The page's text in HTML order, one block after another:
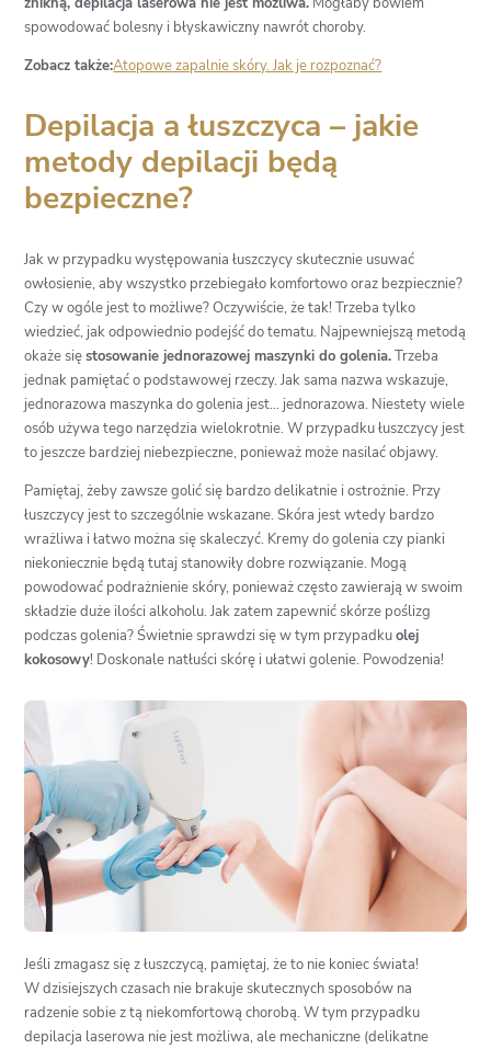
spowodować bolesny i błyskawiczny nawrót choroby.
Zobacz także:Atopowe zapalnie skóry. Jak je rozpoznać?
Depilacja a łuszczyca – jakie
metody depilacji będą
bezpieczne?
Jak w przypadku występowania łuszczycy skutecznie usuwać
owłosienie, aby wszystko przebiegało komfortowo oraz bezpiecznie?
Czy w ogóle jest to możliwe? Oczywiście, że tak! Trzeba tylko
wiedzieć, jak odpowiednio podejść do tematu. Najpewniejszą metodą
okaże sięstosowanie jednorazowej maszynki do golenia.Trzeba
jednak pamiętać o podstawowej rzeczy. Jak sama nazwa wskazuje,
jednorazowa maszynka do golenia jest… jednorazowa. Niestety wiele
osób używa tego narzędzia wielokrotnie. W przypadku łuszczycy jest
to jeszcze bardziej niebezpieczne, ponieważ może nasilać objawy.
Pamiętaj, żeby zawsze golić się bardzo delikatnie i ostrożnie. Przy
łuszczycy jest to szczególnie wskazane. Skóra jest wtedy bardzo
wrażliwa i łatwo można się skaleczyć. Kremy do golenia czy pianki
niekoniecznie będą tutaj stanowiły dobre rozwiązanie. Mogą
powodować podrażnienie skóry, ponieważ często zawierają w swoim
składzie duże ilości alkoholu. Jak zatem zapewnić skórze poślizg
podczas golenia? Świetnie sprawdzi się w tym przypadkuolej
kokosowy! Doskonale natłuści skórę i ułatwi golenie. Powodzenia!
Jeśli zmagasz się z łuszczycą, pamiętaj, że to nie koniec świata!
W dzisiejszych czasach nie brakuje skutecznych sposobów na
radzenie sobie z tą niekomfortową chorobą. W tym przypadku
depilacja laserowa nie jest możliwa, ale mechaniczne (delikatne